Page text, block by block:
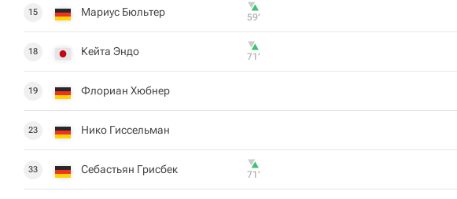
15 Мариус Бюльтер 59‎’‎
18 Кейта Эндо 71‎’‎
19 Флориан Хюбнер
23 Нико Гиссельман
33 Себастьян Грисбек 71‎’‎